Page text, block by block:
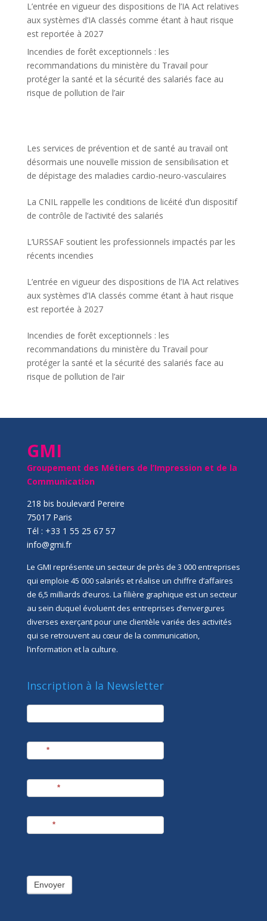
L’entrée en vigueur des dispositions de l’IA Act relatives
aux systèmes d’IA classés comme étant à haut risque
est reportée à 2027
Incendies de forêt exceptionnels : les
recommandations du ministère du Travail pour
protéger la santé et la sécurité des salariés face au
risque de pollution de l’air
Les services de prévention et de santé au travail ont
désormais une nouvelle mission de sensibilisation et
de dépistage des maladies cardio-neuro-vasculaires
La CNIL rappelle les conditions de licéité d’un dispositif
de contrôle de l’activité des salariés
L’URSSAF soutient les professionnels impactés par les
récents incendies
L’entrée en vigueur des dispositions de l’IA Act relatives
aux systèmes d’IA classés comme étant à haut risque
est reportée à 2027
Incendies de forêt exceptionnels : les
recommandations du ministère du Travail pour
protéger la santé et la sécurité des salariés face au
risque de pollution de l’air
GMI
Groupement des Métiers de l’Impression et de la
Communication
218 bis boulevard Pereire
75017 Paris
Tél : +33 1 55 25 67 57
info@gmi.fr
Le GMI représente un secteur de près de 3 000 entreprises
qui emploie 45 000 salariés et réalise un chiffre d’affaires
de 6,5 milliards d’euros. La filière graphique est un secteur
au sein duquel évoluent des entreprises d’envergures
diverses exerçant pour une clientèle variée des activités
qui se retrouvent au cœur de la communication,
l’information et la culture.
Inscription à la Newsletter
newsletter
*
*
*
Envoyer